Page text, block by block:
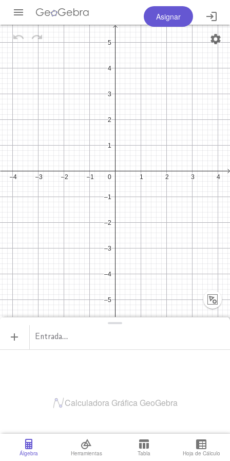
Asignar
Álgebra Herramientas Tabla Hoja de Cálculo
Entrada…
Calculadora Gráfica GeoGebra